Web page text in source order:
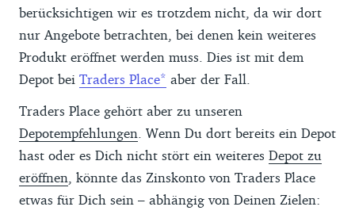
berücksichtigen wir es trotzdem nicht, da wir dort
nur Angebote betrachten, bei denen kein weiteres
Produkt eröffnet werden muss. Dies ist mit dem
Depot bei Traders Place
aber der Fall.
Traders Place gehört aber zu unseren
Depotempfehlungen. Wenn Du dort bereits ein Depot
hast oder es Dich nicht stört ein weiteres Depot zu
eröffnen, könnte das Zinskonto von Traders Place
etwas für Dich sein – abhängig von Deinen Zielen: